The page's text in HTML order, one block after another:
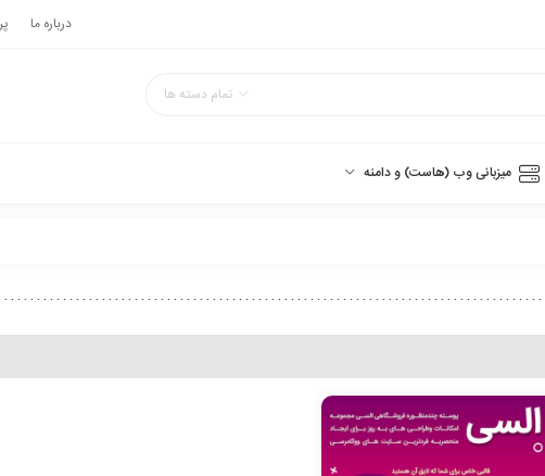
درباره ما
تمام دسته ها
میزبانی وب (هاست) و دامنه